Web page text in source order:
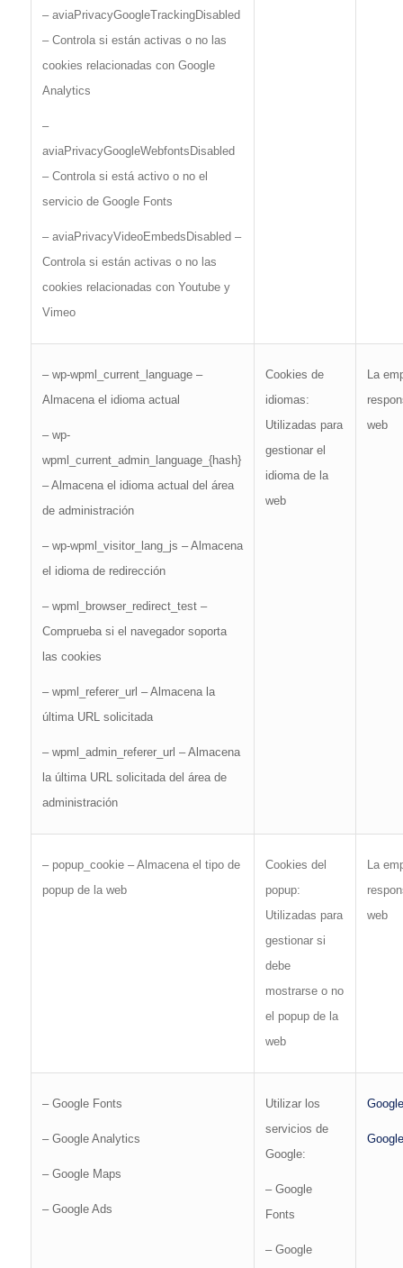
– aviaPrivacyGoogleTrackingDisabled
– Controla si están activas o no las
cookies relacionadas con Google
Analytics
–
aviaPrivacyGoogleWebfontsDisabled
– Controla si está activo o no el
servicio de Google Fonts
– aviaPrivacyVideoEmbedsDisabled –
Controla si están activas o no las
cookies relacionadas con Youtube y
Vimeo
– wp-wpml_current_language –
Almacena el idioma actual
– wp-
wpml_current_admin_language_{hash}
– Almacena el idioma actual del área
de administración
– wp-wpml_visitor_lang_js – Almacena
el idioma de redirección
– wpml_browser_redirect_test –
Comprueba si el navegador soporta
las cookies
– wpml_referer_url – Almacena la
última URL solicitada
– wpml_admin_referer_url – Almacena
la última URL solicitada del área de
administración
Cookies de
idiomas:
Utilizadas para
gestionar el
idioma de la
web
La
web
– popup_cookie – Almacena el tipo de
popup de la web
Cookies del
popup:
Utilizadas para
gestionar si
debe
mostrarse o no
el popup de la
web
La
web
– Google Fonts
– Google Analytics
– Google Maps
– Google Ads
Utilizar los
servicios de
Google:
– Google
Fonts
– Google
Google